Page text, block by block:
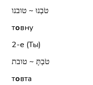
טֹבְנוּ ~ טובנו
товну
2-е (Ты)
טֹבְתָּ ~ טובת
товта